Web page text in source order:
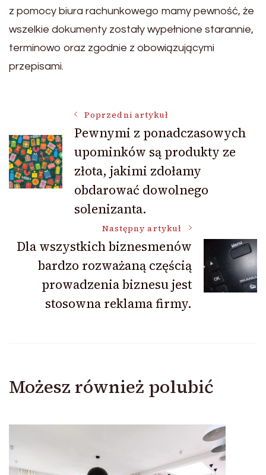
z pomocy biura rachunkowego mamy pewność, że
wszelkie dokumenty zostały wypełnione starannie,
terminowo oraz zgodnie z obowiązującymi
przepisami.
Nawigacja
wpisu
Poprzedni artykuł
Pewnymi z ponadczasowych
upominków są produkty ze
złota, jakimi zdołamy
obdarować dowolnego
solenizanta.
Następny artykuł
Dla wszystkich biznesmenów
bardzo rozważaną częścią
prowadzenia biznesu jest
stosowna reklama firmy.
Możesz również polubić